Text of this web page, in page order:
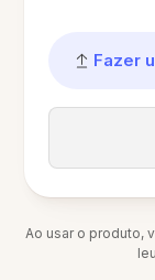
Fazer
Ao usar o produto,